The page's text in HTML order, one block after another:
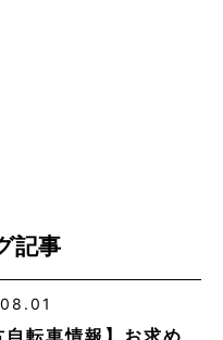
記事